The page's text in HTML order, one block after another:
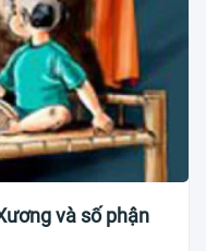
và số phận